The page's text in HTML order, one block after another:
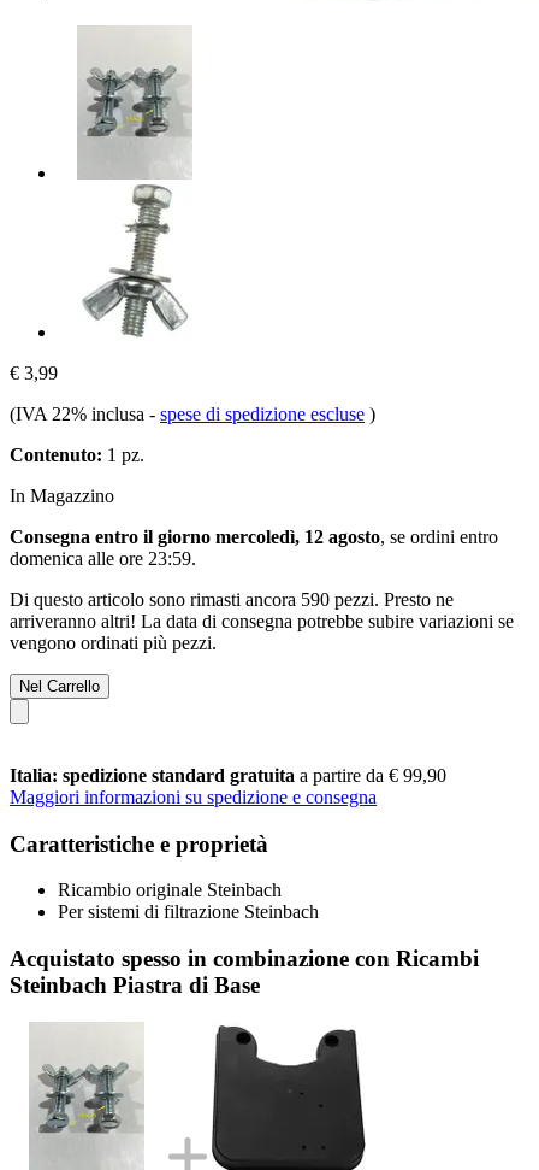
€ 3,99
(IVA 22% inclusa - spese di spedizione escluse )
Contenuto: 1 pz.
In Magazzino
Consegna entro il giorno mercoledì, 12 agosto, se ordini entro
domenica alle ore 23:59.
Di questo articolo sono rimasti ancora 590 pezzi. Presto ne
arriveranno altri! La data di consegna potrebbe subire variazioni se
vengono ordinati più pezzi.
Nel Carrello
Italia: spedizione standard gratuita a partire da € 99,90
Maggiori informazioni su spedizione e consegna
Caratteristiche e proprietà
Ricambio originale Steinbach
Per sistemi di filtrazione Steinbach
Acquistato spesso in combinazione con Ricambi
Steinbach Piastra di Base